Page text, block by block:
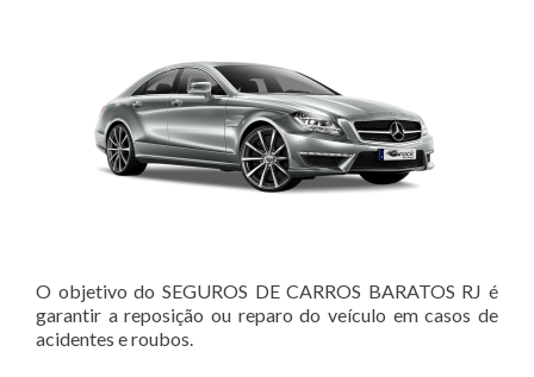
O objetivo do SEGUROS DE CARROS BARATOS RJ é
garantir a reposição ou reparo do veículo em casos de
acidentes e roubos.